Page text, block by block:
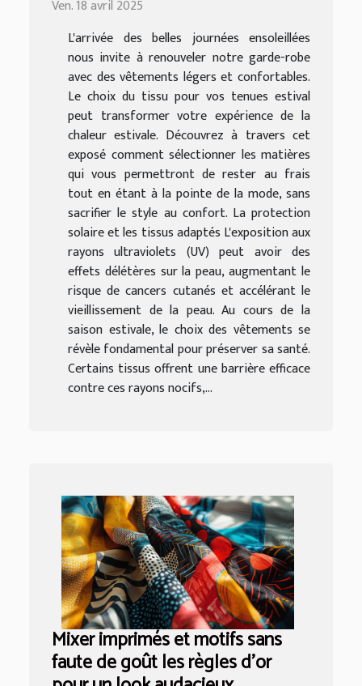
Ven. 18 avril 2025
L'arrivée des belles journées ensoleillées
nous invite à renouveler notre garde-robe
avec des vêtements légers et confortables.
Le choix du tissu pour vos tenues estival
peut transformer votre expérience de la
chaleur estivale. Découvrez à travers cet
exposé comment sélectionner les matières
qui vous permettront de rester au frais
tout en étant à la pointe de la mode, sans
sacrifier le style au confort. La protection
solaire et les tissus adaptés L'exposition aux
rayons ultraviolets (UV) peut avoir des
effets délétères sur la peau, augmentant le
risque de cancers cutanés et accélérant le
vieillissement de la peau. Au cours de la
saison estivale, le choix des vêtements se
révèle fondamental pour préserver sa santé.
Certains tissus offrent une barrière efficace
contre ces rayons nocifs,...
Mixer imprimés et motifs sans
faute de goût les règles d'or